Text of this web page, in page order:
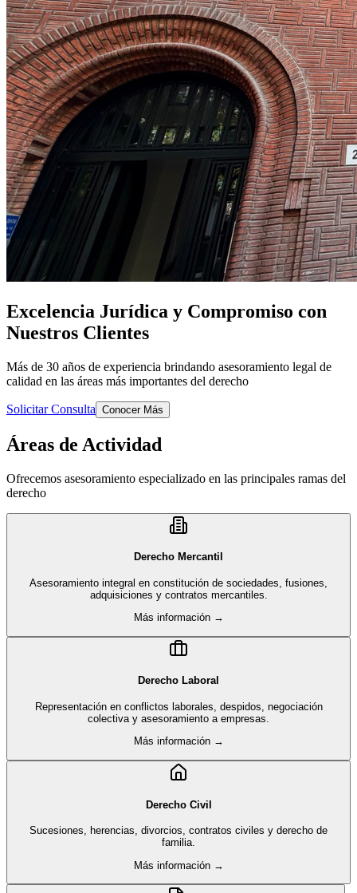
Excelencia Jurídica y Compromiso con
Nuestros Clientes
Más de 30 años de experiencia brindando asesoramiento legal de
calidad en las áreas más importantes del derecho
Solicitar Consulta Conocer Más
Áreas de Actividad
Ofrecemos asesoramiento especializado en las principales ramas del
derecho
Derecho Mercantil
Asesoramiento integral en constitución de sociedades, fusiones,
adquisiciones y contratos mercantiles.
Más información →
Derecho Laboral
Representación en conflictos laborales, despidos, negociación
colectiva y asesoramiento a empresas.
Más información →
Derecho Civil
Sucesiones, herencias, divorcios, contratos civiles y derecho de
familia.
Más información →